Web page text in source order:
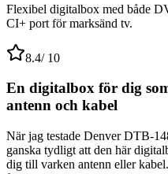
Flexibel digitalbox med både
CI+ port för marksänd tv.
8.4/ 10
En digitalbox för dig
antenn och kabel
När jag testade Denver DTB-
ganska tydligt att den här
dig till varken antenn eller